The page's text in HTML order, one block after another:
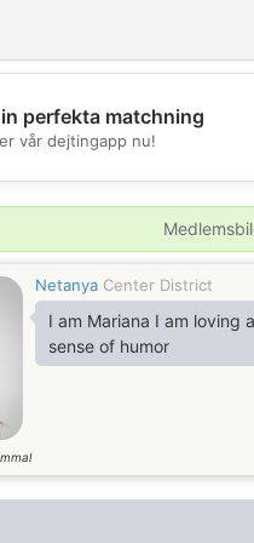
💖
perfekta matchning
vår dejtingapp nu!
Netanya Center District
I am Mariana I am loving
sense of humor